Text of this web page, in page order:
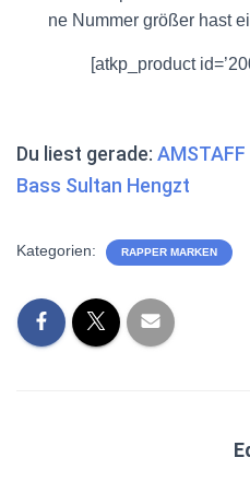
ne Nummer größer hast
[atkp_product
Du liest gerade:
Bass Sultan Hengzt
Kategorien: RAPPER MARKEN